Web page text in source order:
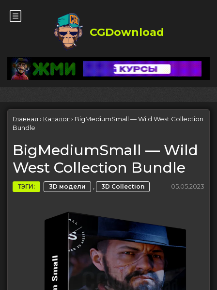
CGDownload
Главная › Каталог› BigMediumSmall — Wild West Collection
Bundle
BigMediumSmall — Wild
West Collection Bundle
ТЭГИ: 3D модели , 3D Collection 05.05.2023